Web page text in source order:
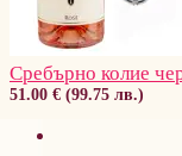
Сребърно колие
51.00 € (99.75 лв.)